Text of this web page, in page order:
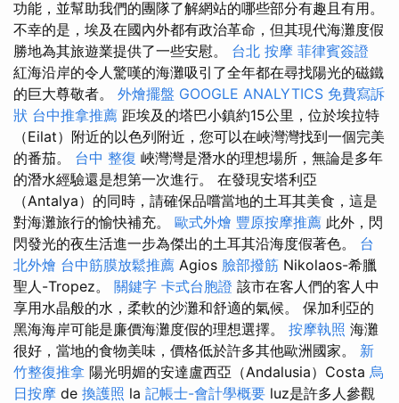
功能，並幫助我們的團隊了解網站的哪些部分有趣且有用。
不幸的是，埃及在國內外都有政治革命，但其現代海灘度假
勝地為其旅遊業提供了一些安慰。 台北 按摩 菲律賓簽證
紅海沿岸的令人驚嘆的海灘吸引了全年都在尋找陽光的磁鐵
的巨大尊敬者。 外燴擺盤 GOOGLE ANALYTICS 免費寫訴
狀 台中推拿推薦 距埃及的塔巴小鎮約15公里，位於埃拉特
（Eilat）附近的以色列附近，您可以在峽灣灣找到一個完美
的番茄。 台中 整復 峽灣灣是潛水的理想場所，無論是多年
的潛水經驗還是想第一次進行。 在發現安塔利亞
（Antalya）的同時，請確保品嚐當地的土耳其美食，這是
對海灘旅行的愉快補充。 歐式外燴 豐原按摩推薦 此外，閃
閃發光的夜生活進一步為傑出的土耳其沿海度假著色。 台
北外燴 台中筋膜放鬆推薦 Agios 臉部撥筋 Nikolaos-希臘
聖人-Tropez。 關鍵字 卡式台胞證 該市在客人們的客人中
享用水晶般的水，柔軟的沙灘和舒適的氣候。 保加利亞的
黑海海岸可能是廉價海灘度假的理想選擇。 按摩執照 海灘
很好，當地的食物美味，價格低於許多其他歐洲國家。 新
竹整復推拿 陽光明媚的安達盧西亞（Andalusia）Costa 烏
日按摩 de 換護照 la 記帳士-會計學概要 luz是許多人參觀